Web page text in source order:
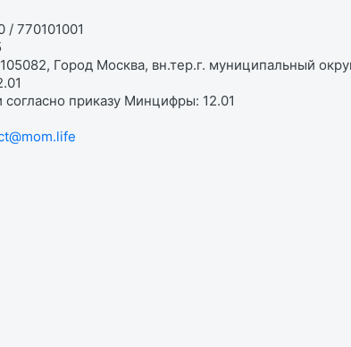
770101001
Город Москва, вн.тер.г. муниципальный
приказу Минцифры: 12.01